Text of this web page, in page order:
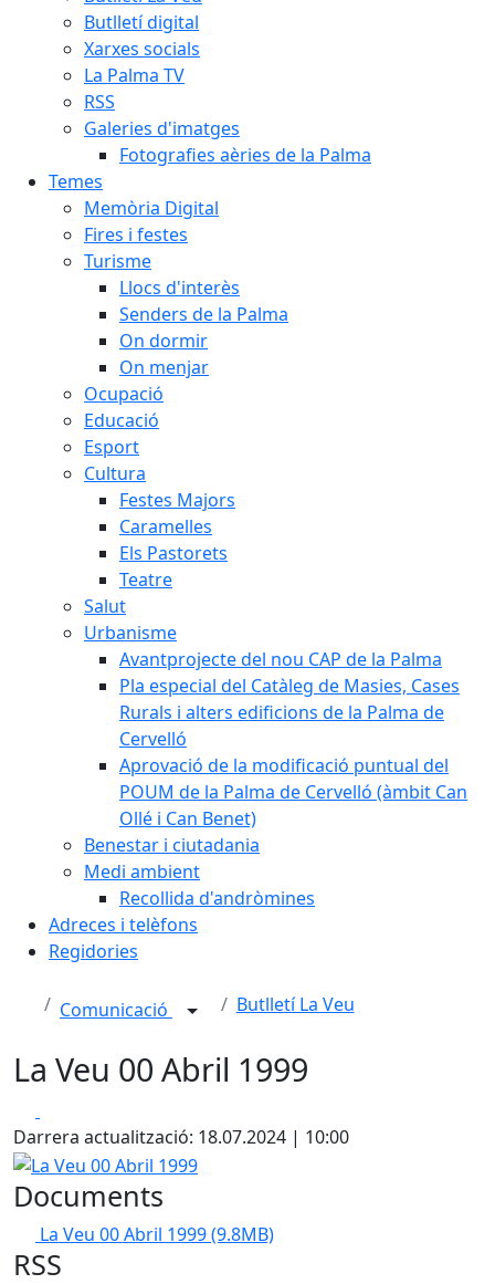
Butlletí digital
Xarxes socials
La Palma TV
RSS
Galeries d'imatges
Fotografies aèries de la Palma
Temes
Memòria Digital
Fires i festes
Turisme
Llocs d'interès
Senders de la Palma
On dormir
On menjar
Ocupació
Educació
Esport
Cultura
Festes Majors
Caramelles
Els Pastorets
Teatre
Salut
Urbanisme
Avantprojecte del nou CAP de la Palma
Pla especial del Catàleg de Masies, Cases
Rurals i alters edificions de la Palma de
Cervelló
Aprovació de la modificació puntual del
POUM de la Palma de Cervelló (àmbit Can
Ollé i Can Benet)
Benestar i ciutadania
Medi ambient
Recollida d'andròmines
Adreces i telèfons
Regidories
Comunicació Butlletí La Veu
La Veu 00 Abril 1999
Darrera actualització: 18.07.2024 | 10:00
La Veu 00 Abril 1999
Documents
La Veu 00 Abril 1999(9.8MB)
RSS